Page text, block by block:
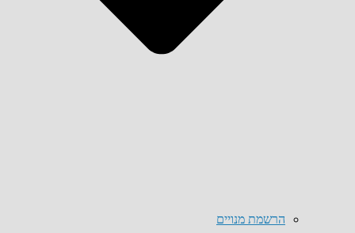
הרשמת מנויים